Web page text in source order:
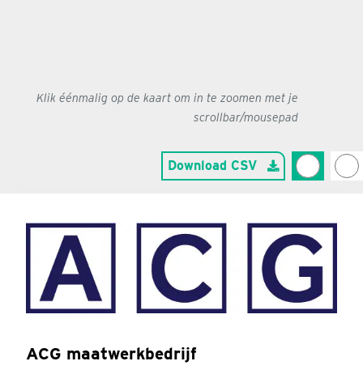
Klik éénmalig op de kaart om in te zoomen met je
scrollbar/mousepad
Download CSV
ACG maatwerkbedrijf